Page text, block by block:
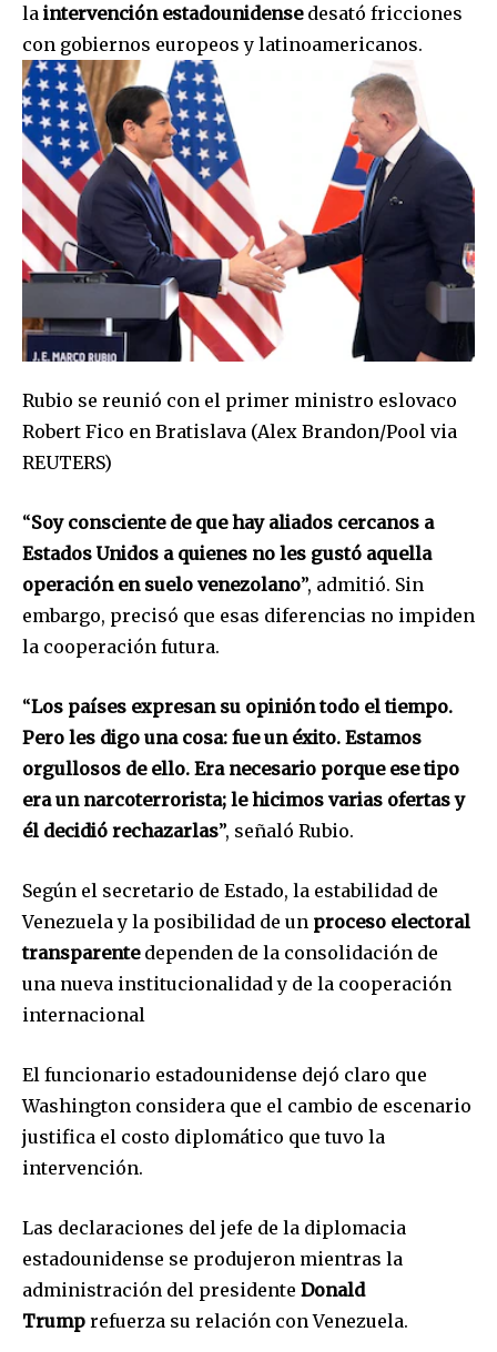
la intervención estadounidense desató fricciones
con gobiernos europeos y latinoamericanos.
Rubio se reunió con el primer ministro eslovaco
Robert Fico en Bratislava (Alex Brandon/Pool via
REUTERS)
“Soy consciente de que hay aliados cercanos a
Estados Unidos a quienes no les gustó aquella
operación en suelo venezolano”, admitió. Sin
embargo, precisó que esas diferencias no impiden
la cooperación futura.
“Los países expresan su opinión todo el tiempo.
Pero les digo una cosa: fue un éxito. Estamos
orgullosos de ello. Era necesario porque ese tipo
era un narcoterrorista; le hicimos varias ofertas y
él decidió rechazarlas”, señaló Rubio.
Según el secretario de Estado, la estabilidad de
Venezuela y la posibilidad de un proceso electoral
transparentedependen de la consolidación de
una nueva institucionalidad y de la cooperación
internacional
El funcionario estadounidense dejó claro que
Washington considera que el cambio de escenario
justifica el costo diplomático que tuvo la
intervención.
Las declaraciones del jefe de la diplomacia
estadounidense se produjeron mientras la
administración del presidente Donald
Trump refuerza su relación con Venezuela.